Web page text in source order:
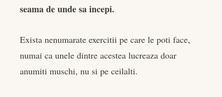
seama de unde sa incepi.
Exista nenumarate exercitii pe care le poti face,
numai ca unele dintre acestea lucreaza doar
anumiti muschi, nu si pe ceilalti.